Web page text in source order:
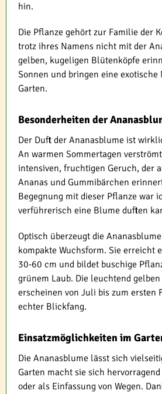
hin.
Die Pflanze gehört zur Familie der
trotz ihres Namens nicht mit der
gelben, kugeligen Blütenköpfe
Sonnen und bringen eine exotische
Garten.
Besonderheiten der
Der Duft der Ananasblume ist
An warmen Sommertagen
intensiven, fruchtigen Geruch, der
Ananas und Gummibärchen
Begegnung mit dieser Pflanze war
verführerisch eine Blume duften
Optisch überzeugt die
kompakte Wuchsform. Sie erreicht
30-60 cm und bildet buschige
grünem Laub. Die leuchtend
erscheinen von Juli bis zum ersten
echter Blickfang.
Einsatzmöglichkeiten im
Die Ananasblume lässt sich
Garten macht sie sich
oder als Einfassung von Wegen.